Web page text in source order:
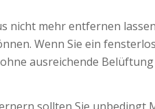
mehr entfernen
Wenn Sie ein
ausreichende